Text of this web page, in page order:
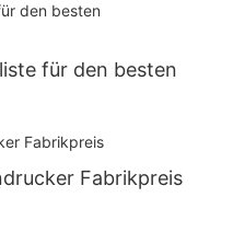
für den besten
Fabrikpreis